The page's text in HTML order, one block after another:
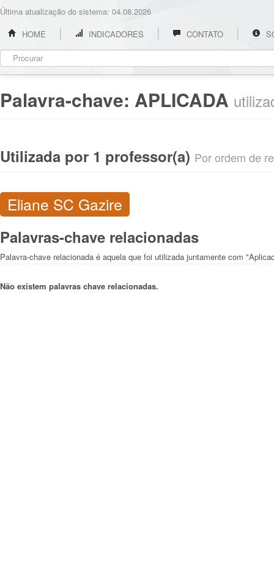
Última atualização do sistema: 04.08.2026
HOME
INDICADORES CONTATO
Palavra-chave: APLICADA
Utilizada por 1 professor(a) Por ordem de
Eliane SC Gazire
Palavras-chave relacionadas
Palavra-chave relacionada é aquela que foi utilizada juntamente com
Não existem palavras chave relacionadas.